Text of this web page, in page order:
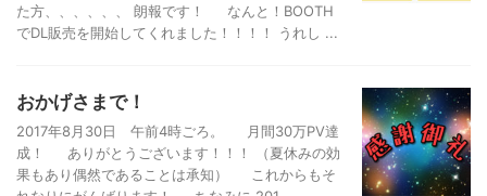
た方、、、、、、 朗報です！ なんと！BOOTH
でDL販売を開始してくれました！！！！ うれし ...
おかげさまで！
2017年8月30日 午前4時ごろ。 月間30万PV達
成！ ありがとうございます！！！ （夏休みの効
果もあり偶然であることは承知） これからもそ